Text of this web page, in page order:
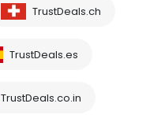
TrustDeals.ch
TrustDeals.es
TrustDeals.co.in